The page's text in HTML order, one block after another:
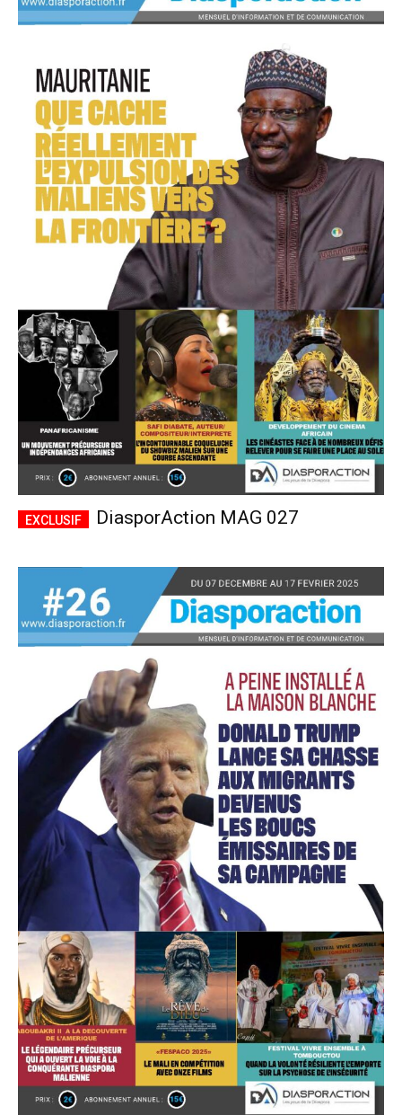
Plans d'abonnement
Accès gratuit
Gratuit /accès limité
Quelques articles
Annonces
Tous les articles
Le magazine
CHOISIR LE FORFAIT
DiasporAction MAG 027